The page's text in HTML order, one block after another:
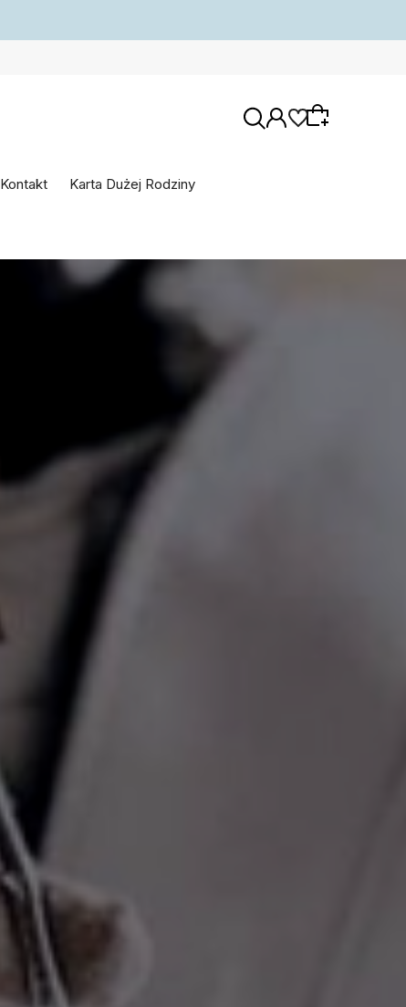
Wybierz coś dla siebie z naszej aktualnej
oferty lub zaloguj się, aby przywrócić dodane
Kontakt Karta Dużej Rodziny